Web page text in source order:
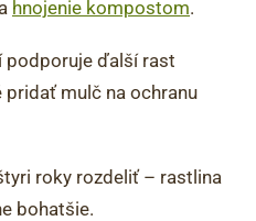
hnojenie kompostom.
ďalší rast
pridať mulč na ochranu
roky rozdeliť – rastlina
bohatšie.